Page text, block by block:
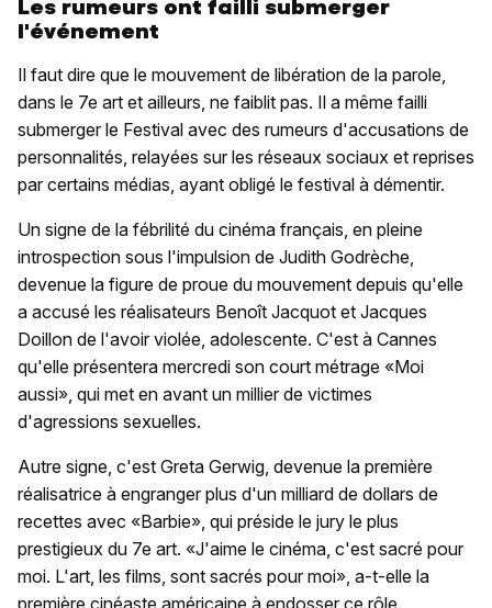
Les rumeurs ont failli submerger
l'événement
Il faut dire que le mouvement de libération de la parole,
dans le 7e art et ailleurs, ne faiblit pas. Il a même failli
submerger le Festival avec des rumeurs d'accusations de
personnalités, relayées sur les réseaux sociaux et reprises
par certains médias, ayant obligé le festival à démentir.
Un signe de la fébrilité du cinéma français, en pleine
introspection sous l'impulsion de Judith Godrèche,
devenue la figure de proue du mouvement depuis qu'elle
a accusé les réalisateurs Benoît Jacquot et Jacques
Doillon de l'avoir violée, adolescente. C'est à Cannes
qu'elle présentera mercredi son court métrage «Moi
aussi», qui met en avant un millier de victimes
d'agressions sexuelles.
Autre signe, c'est Greta Gerwig, devenue la première
réalisatrice à engranger plus d'un milliard de dollars de
recettes avec «Barbie», qui préside le jury le plus
prestigieux du 7e art. «J'aime le cinéma, c'est sacré pour
moi. L'art, les films, sont sacrés pour moi», a-t-elle la